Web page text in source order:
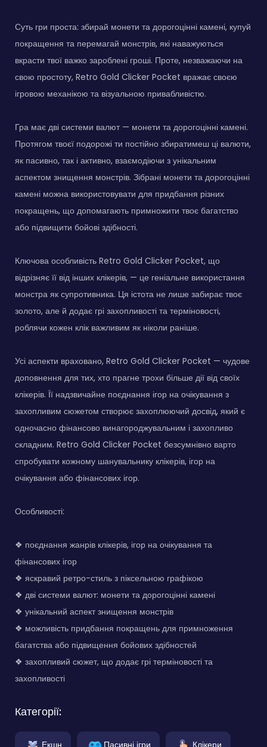
Суть гри проста: збирай монети та дорогоцінні камені, купуй
покращення та перемагай монстрів, які наважуються
вкрасти твої важко зароблені гроші. Проте, незважаючи на
свою простоту, Retro Gold Clicker Pocket вражає своєю
ігровою механікою та візуальною привабливістю.
Гра має дві системи валют — монети та дорогоцінні камені.
Протягом твоєї подорожі ти постійно збиратимеш ці валюти,
як пасивно, так і активно, взаємодіючи з унікальним
аспектом знищення монстрів. Зібрані монети та дорогоцінні
камені можна використовувати для придбання різних
покращень, що допомагають примножити твоє багатство
або підвищити бойові здібності.
Ключова особливість Retro Gold Clicker Pocket, що
відрізняє її від інших клікерів, — це геніальне використання
монстра як супротивника. Ця істота не лише забирає твоє
золото, але й додає грі захопливості та терміновості,
роблячи кожен клік важливим як ніколи раніше.
Усі аспекти враховано, Retro Gold Clicker Pocket — чудове
доповнення для тих, хто прагне трохи більше дії від своїх
клікерів. Її надзвичайне поєднання ігор на очікування з
захопливим сюжетом створює захоплюючий досвід, який є
одночасно фінансово винагороджувальним і захопливо
складним. Retro Gold Clicker Pocket безсумнівно варто
спробувати кожному шанувальнику клікерів, ігор на
очікування або фінансових ігор.
Особливості:
❖ поєднання жанрів клікерів, ігор на очікування та
фінансових ігор
❖ яскравий ретро-стиль з піксельною графікою
❖ дві системи валют: монети та дорогоцінні камені
❖ унікальний аспект знищення монстрів
❖ можливість придбання покращень для примноження
багатства або підвищення бойових здібностей
❖ захопливий сюжет, що додає грі терміновості та
захопливості
Категорії:
Екшн Пасивні ігри Клікери